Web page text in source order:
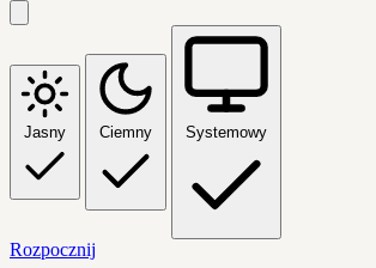
Jasny Ciemny Systemowy
Rozpocznij